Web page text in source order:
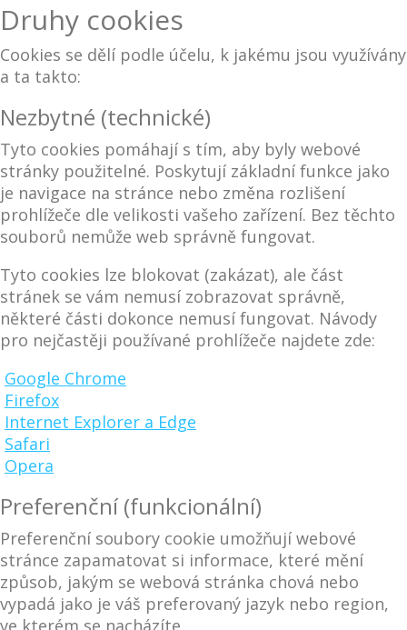
Druhy cookies
Cookies se dělí podle účelu, k jakému jsou využívány
a ta takto:
Nezbytné (technické)
Tyto cookies pomáhají s tím, aby byly webové
stránky použitelné. Poskytují základní funkce jako
je navigace na stránce nebo změna rozlišení
prohlížeče dle velikosti vašeho zařízení. Bez těchto
souborů nemůže web správně fungovat.
Tyto cookies lze blokovat (zakázat), ale část
stránek se vám nemusí zobrazovat správně,
některé části dokonce nemusí fungovat. Návody
pro nejčastěji používané prohlížeče najdete zde:
Google Chrome
Firefox
Internet Explorer a Edge
Safari
Opera
Preferenční (funkcionální)
Preferenční soubory cookie umožňují webové
stránce zapamatovat si informace, které mění
způsob, jakým se webová stránka chová nebo
vypadá jako je váš preferovaný jazyk nebo region,
ve kterém se nacházíte.